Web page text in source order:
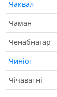
Чаквал
Чаман
Ченабнагар
Чиніот
Чічаватні